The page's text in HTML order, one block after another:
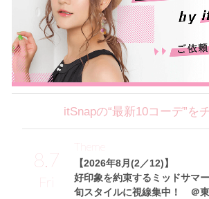
itSnapの“最新10コーデ”を
8.7
Fri
【2026年8月(2／12)】
好印象を約束するミッドサマ
旬スタイルに視線集中！ ＠
Theme